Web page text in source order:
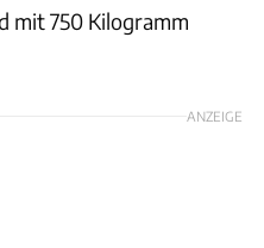
mit 750 Kilogramm
ANZEIGE